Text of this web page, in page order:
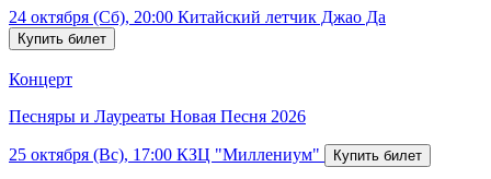
24 октября (Сб), 20:00 Китайский летчик Джао Да
Концерт
Песняры и Лауреаты Новая Песня 2026
25 октября (Вс), 17:00 КЗЦ "Миллениум"